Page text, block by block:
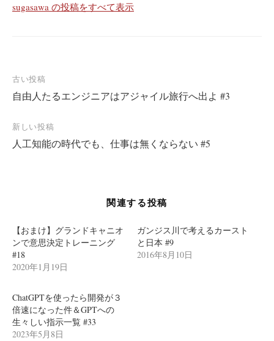
sugasawa の投稿をすべて表示
投
稿
ナ
ビ
ゲ
ン
古い投稿
自由人たるエンジニアはアジャイル旅行へ出よ #3
新しい投稿
人工知能の時代でも、仕事は無くならない #5
関連する投稿
【おまけ】グランドキャニオ
ンで意思決定トレーニング
#18
2020年1月19日
ガンジス川で考えるカースト
と日本 #9
2016年8月10日
ChatGPTを使ったら開発が３
倍速になった件＆GPTへの
生々しい指示一覧 #33
2023年5月8日